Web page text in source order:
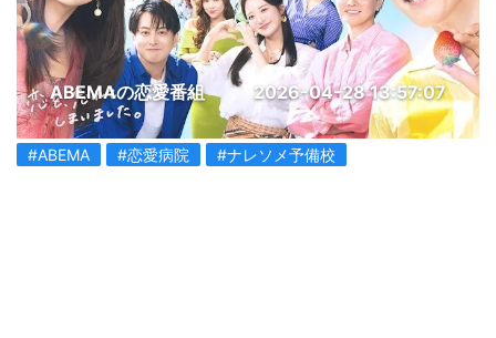
ABEMAの恋愛番組 2026-04-28 13:57:07
#ABEMA #恋愛病院 #ナレソメ予備校